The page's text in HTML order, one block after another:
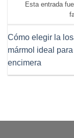
Esta entrada
Cómo elegir la
mármol ideal para
encimera